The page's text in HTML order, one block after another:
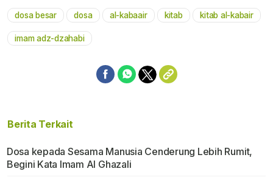
Mute
dosa besar dosa al-kabaair kitab kitab al-kabair
imam adz-dzahabi
Berita Terkait
Dosa kepada Sesama Manusia Cenderung Lebih Rumit,
Begini Kata Imam Al Ghazali